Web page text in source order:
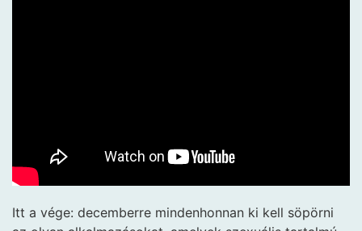
Itt a vége: decemberre mindenhonnan ki kell söpörni